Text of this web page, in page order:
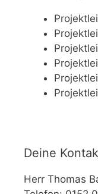
Deine
Herr Thomas